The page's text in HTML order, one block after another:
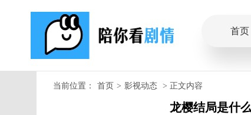
首页
当前位置： 首页 > 影视动态 > 正文内容
龙樱结局是什